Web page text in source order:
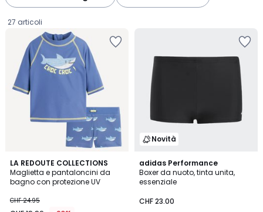
gauche
27 articoli
LA REDOUTE COLLECTIONS
Maglietta e pantaloncini da
bagno con protezione UV
19.96
CHF 24.95
2.2
/ 5
Novità
adidas Performance
Boxer da nuoto, tinta unita,
essenziale
CHF 23.00
4.6
/ 5